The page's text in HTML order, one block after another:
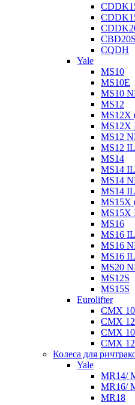
CQDH
Yale
MS10
MS10E
MS10
MS12
MS12X
MS12X
MS12
MS12
MS14
MS14 IL
MS14
MS14
MS15X
MS15X
MS16
MS16 IL
MS16
MS16
MS20
MS12S
MS15S
Eurolifter
CMX 10
CMX 12
CMX
CMX
Колеса для
Yale
MR14/
MR16/
MR18